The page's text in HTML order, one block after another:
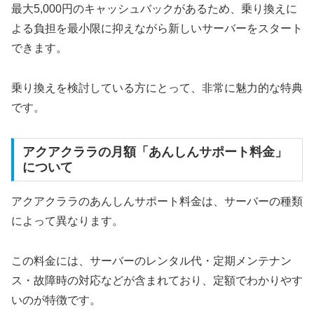
最大5,000円のキャッシュバックがあるため、乗り換えに
よる負担を最小限に抑えながら新しいサーバーをスタート
できます。
乗り換えを検討している方にとって、非常に魅力的な特典
です。
アクアクララの月額「あんしんサポート料金」
について
アクアクララのあんしんサポート料金は、サーバーの種類
によって異なります。
この料金には、サーバーのレンタル代・定期メンテナン
ス・故障時の対応などが含まれており、定額でわかりやす
いのが特徴です。